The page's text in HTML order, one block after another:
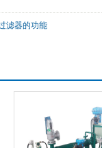
滤器的功能